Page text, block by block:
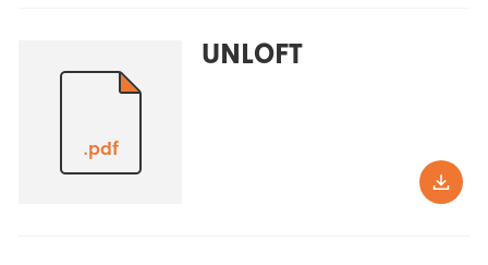
.pdf
UNLOFT